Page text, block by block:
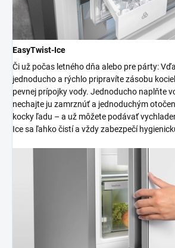
EasyTwist-Ice
Či už počas letného dňa alebo pre párty:
jednoducho a rýchlo pripravíte zásobu
pevnej prípojky vody. Jednoducho naplňte
nechajte ju zamrznúť a jednoduchým
kocky ľadu – a už môžete podávať
Ice sa ľahko čistí a vždy zabezpečí